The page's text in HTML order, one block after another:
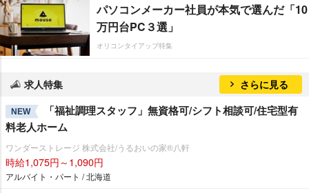
パソコンメーカー社員が本気で選んだ「10
万円台PC３選」
オリコンタイアップ特集
求人特集 さらに見る
NEW
「福祉調理スタッフ」無資格可/シフト相談可/住宅型有
料老人ホーム
ワンダーストレージ 株式会社/うるおいの家®八軒
時給1,075円～1,090円
アルバイト・パート / 北海道